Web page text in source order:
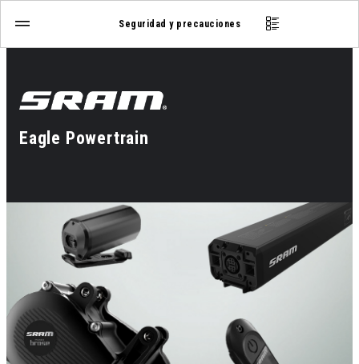
Seguridad y precauciones
Eagle Powertrain